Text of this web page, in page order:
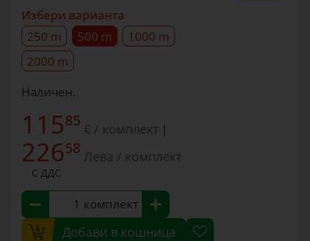
Избери варианта
250 m
500 m
1000 m
2000 m
Наличен.
11585 € / комплект |
22658 Лева / комплект
С ДДС
комплект
Добави в кошница